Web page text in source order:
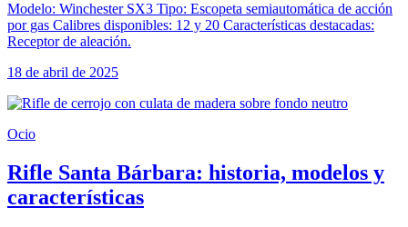
Modelo: Winchester SX3 Tipo: Escopeta semiautomática de acción
por gas Calibres disponibles: 12 y 20 Características destacadas:
Receptor de aleación.
18 de abril de 2025
Ocio
Rifle Santa Bárbara: historia, modelos y
características